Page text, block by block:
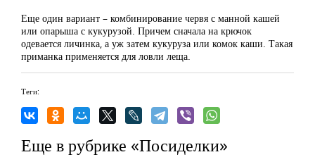
Еще один вариант – комбинирование червя с манной кашей
или опарыша с кукурузой. Причем сначала на крючок
одевается личинка, а уж затем кукуруза или комок каши. Такая
приманка применяется для ловли леща.
Теги:
Еще в рубрике «Посиделки»